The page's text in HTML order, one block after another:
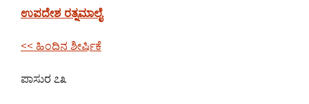
ಉಪದೇಶ ರತ್ನಮಾಲೈ
<< ಹಿಂದಿನ ಶೀರ್ಷಿಕೆ
ಪಾಸುರ ೭೩